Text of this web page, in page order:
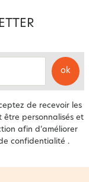
ok
de recevoir les
être personnalisés et
afin d’améliorer
confidentialité .